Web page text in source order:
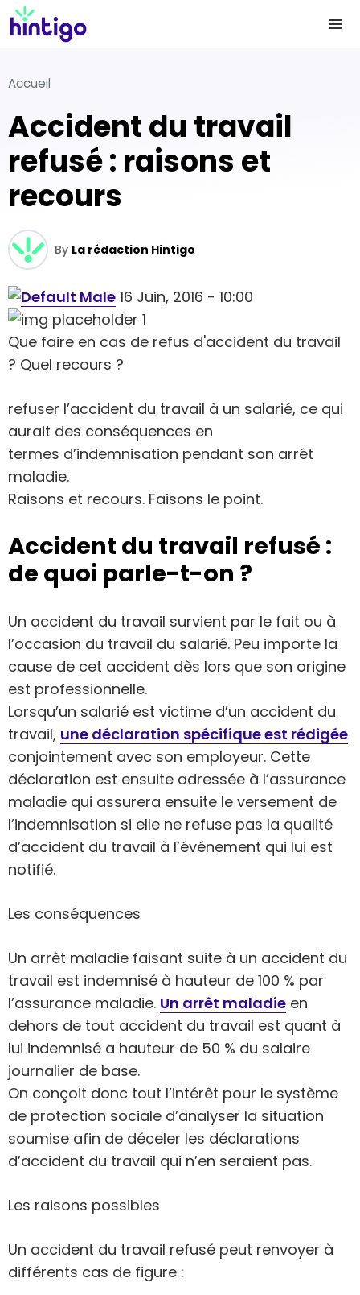
Accueil
Accident du travail
refusé : raisons et
recours
By La rédaction Hintigo
16 Juin, 2016 - 10:00
Que faire en cas de refus d'accident du travail
? Quel recours ?
refuser l’accident du travail à un salarié, ce qui
aurait des conséquences en
termes d’indemnisation pendant son arrêt
maladie.
Raisons et recours. Faisons le point.
Accident du travail refusé :
de quoi parle-t-on ?
Un accident du travail survient par le fait ou à
l’occasion du travail du salarié. Peu importe la
cause de cet accident dès lors que son origine
est professionnelle.
Lorsqu’un salarié est victime d’un accident du
travail, une déclaration spécifique est rédigée
conjointement avec son employeur. Cette
déclaration est ensuite adressée à l’assurance
maladie qui assurera ensuite le versement de
l’indemnisation si elle ne refuse pas la qualité
d’accident du travail à l’événement qui lui est
notifié.
Les conséquences
Un arrêt maladie faisant suite à un accident du
travail est indemnisé à hauteur de 100 % par
l’assurance maladie. Un arrêt maladie en
dehors de tout accident du travail est quant à
lui indemnisé a hauteur de 50 % du salaire
journalier de base.
On conçoit donc tout l’intérêt pour le système
de protection sociale d’analyser la situation
soumise afin de déceler les déclarations
d’accident du travail qui n’en seraient pas.
Les raisons possibles
Un accident du travail refusé peut renvoyer à
différents cas de figure :